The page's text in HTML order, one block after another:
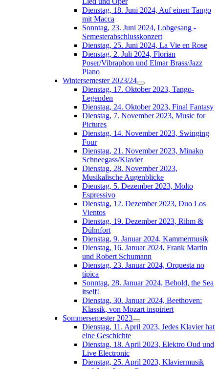
Dienstag, 18. Juni 2024, Auf einen Tango
mit Macca
Sonntag, 23. Juni 2024, Lobgesang -
Semesterabschlusskonzert
Dienstag, 25. Juni 2024, La Vie en Rose
Dienstag, 2. Juli 2024, Florian
Poser/Vibraphon und Elmar Brass/Jazz
Piano
Wintersemester 2023/24
Dienstag, 17. Oktober 2023, Tango-
Legenden
Dienstag, 24. Oktober 2023, Final Fantasy
Dienstag, 7. November 2023, Music for
Pictures
Dienstag, 14. November 2023, Swinging
Four
Dienstag, 21. November 2023, Minako
Schneegass/Klavier
Dienstag, 28. November 2023,
Musikalische Augenblicke
Dienstag, 5. Dezember 2023, Molto
Espressivo
Dienstag, 12. Dezember 2023, Duo Los
Vientos
Dienstag, 19. Dezember 2023, Rihm &
Dühnfort
Dienstag, 9. Januar 2024, Kammermusik
Dienstag, 16. Januar 2024, Frank Martin
und Robert Schumann
Dienstag, 23. Januar 2024, Orquesta no
típica
Sonntag, 28. Januar 2024, Behold, the Sea
itself!
Dienstag, 30. Januar 2024, Beethoven:
Klassik, von Mozart inspiriert
Sommersemester 2023
Dienstag, 11. April 2023, Jedes Klavier hat
eine Geschichte
Dienstag, 18. April 2023, Elektro Oud und
Live Electronic
Dienstag, 25. April 2023, Klaviermusik